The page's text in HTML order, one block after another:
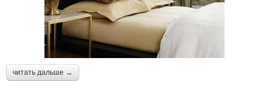
читать дальше →